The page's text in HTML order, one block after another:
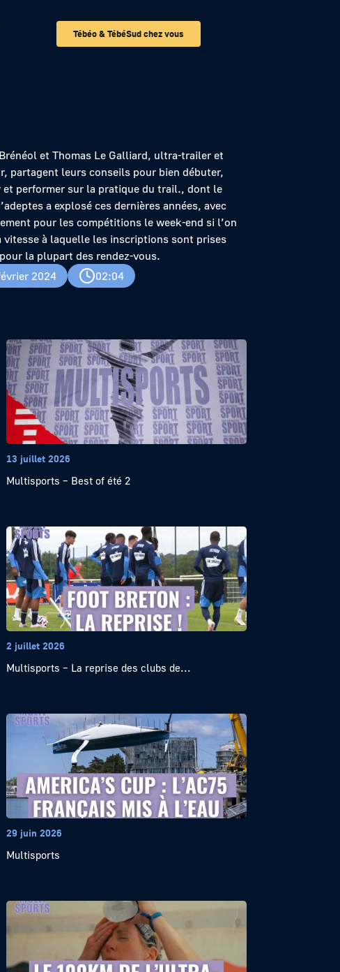
Tébéo & TébéSud chez vous
et Thomas Le Galliard, ultra-trailer et
partagent leurs conseils pour bien débuter,
et performer sur la pratique du trail., dont le
a explosé ces dernières années, avec
pour les compétitions le week-end si l’on
vitesse à laquelle les inscriptions sont prises
la plupart des rendez-vous.
2024
02:04
13 juillet 2026
Multisports – Best of été 2
2 juillet 2026
Multisports – La reprise des clubs de...
29 juin 2026
Multisports